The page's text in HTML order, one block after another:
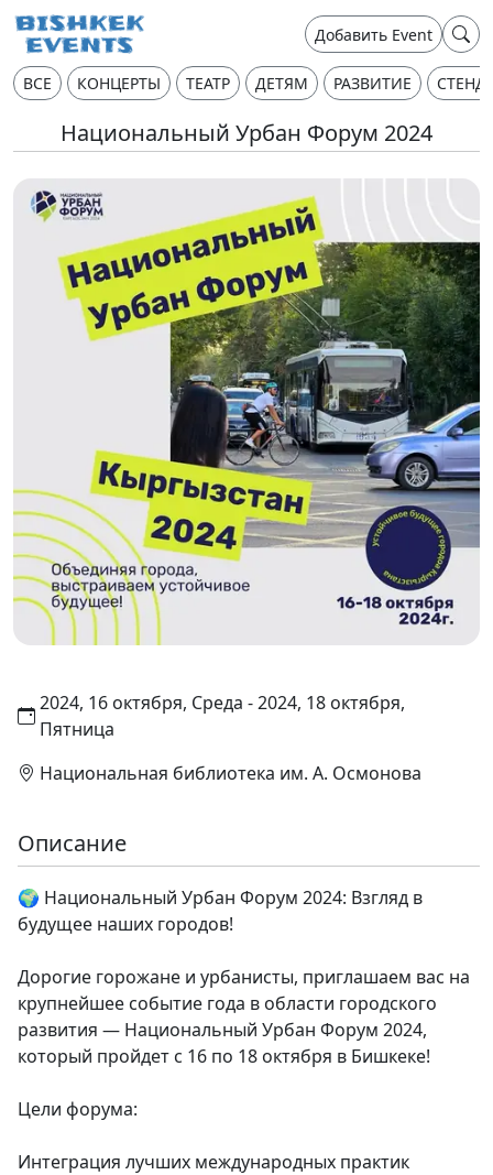
Добавить Event
ВСЕ КОНЦЕРТЫ ТЕАТР ДЕТЯМ РАЗВИТИЕ
Национальный Урбан Форум 2024
2024, 16 октября, Среда - 2024, 18 октября,
Пятница
Национальная библиотека им. А. Осмонова
Описание
🌍 Национальный Урбан Форум 2024: Взгляд в
будущее наших городов!
Дорогие горожане и урбанисты, приглашаем вас на
крупнейшее событие года в области городского
развития — Национальный Урбан Форум 2024,
который пройдет с 16 по 18 октября в Бишкеке!
Цели форума:
Интеграция лучших международных практик